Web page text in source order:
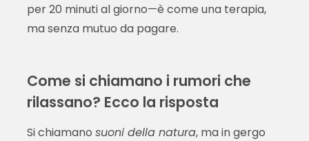
per 20 minuti al giorno—è come una terapia,
ma senza mutuo da pagare.
Come si chiamano i rumori che
rilassano? Ecco la risposta
Si chiamano suoni della natura, ma in gergo